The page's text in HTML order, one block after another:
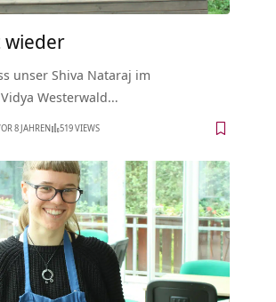
wieder
unser Shiva Nataraj im
Westerwald…
8 JAHREN 519 VIEWS